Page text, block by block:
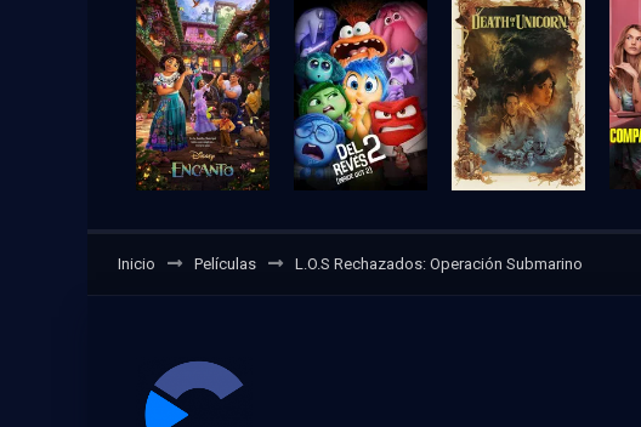
Inicio Películas L.O.S Rechazados: Operación Submarino